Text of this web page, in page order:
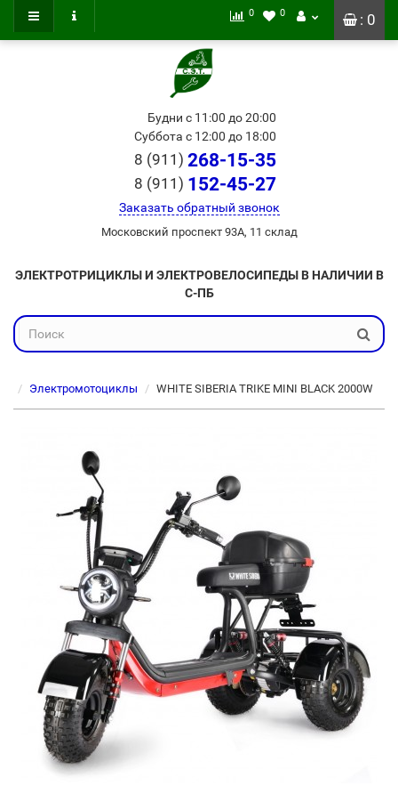
: 0
0 0
Будни с 11:00 до 20:00
Суббота с 12:00 до 18:00
8 (911) 268-15-35
8 (911) 152-45-27
Заказать обратный звонок
Московский проспект 93А, 11 склад
ЭЛЕКТРОТРИЦИКЛЫ И ЭЛЕКТРОВЕЛОСИПЕДЫ В НАЛИЧИИ В
С-ПБ
Электромотоциклы WHITE SIBERIA TRIKE MINI BLACK 2000W